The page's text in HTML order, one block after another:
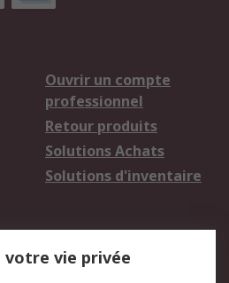
Ouvrir un compte
professionnel
Retour produits
Solutions Achats
Solutions d'inventaire
votre vie privée